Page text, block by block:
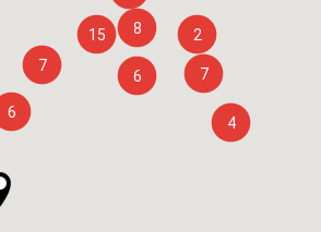
15 8
2
7
7
6
6
4